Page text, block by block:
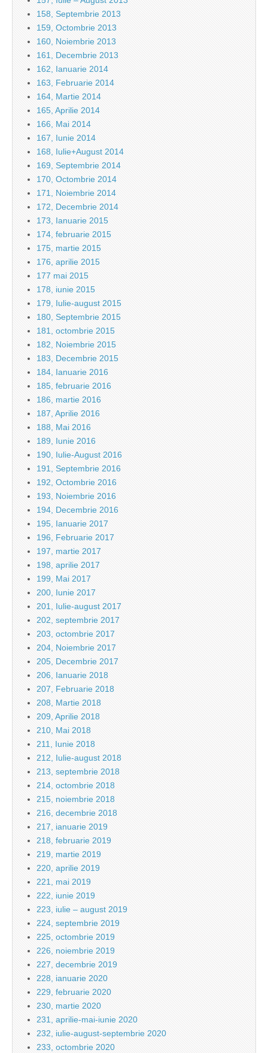
158, Septembrie 2013
159, Octombrie 2013
160, Noiembrie 2013
161, Decembrie 2013
162, Ianuarie 2014
163, Februarie 2014
164, Martie 2014
165, Aprilie 2014
166, Mai 2014
167, Iunie 2014
168, Iulie+August 2014
169, Septembrie 2014
170, Octombrie 2014
171, Noiembrie 2014
172, Decembrie 2014
173, Ianuarie 2015
174, februarie 2015
175, martie 2015
176, aprilie 2015
177 mai 2015
178, iunie 2015
179, Iulie-august 2015
180, Septembrie 2015
181, octombrie 2015
182, Noiembrie 2015
183, Decembrie 2015
184, Ianuarie 2016
185, februarie 2016
186, martie 2016
187, Aprilie 2016
188, Mai 2016
189, Iunie 2016
190, Iulie-August 2016
191, Septembrie 2016
192, Octombrie 2016
193, Noiembrie 2016
194, Decembrie 2016
195, Ianuarie 2017
196, Februarie 2017
197, martie 2017
198, aprilie 2017
199, Mai 2017
200, Iunie 2017
201, Iulie-august 2017
202, septembrie 2017
203, octombrie 2017
204, Noiembrie 2017
205, Decembrie 2017
206, Ianuarie 2018
207, Februarie 2018
208, Martie 2018
209, Aprilie 2018
210, Mai 2018
211, Iunie 2018
212, Iulie-august 2018
213, septembrie 2018
214, octombrie 2018
215, noiembrie 2018
216, decembrie 2018
217, ianuarie 2019
218, februarie 2019
219, martie 2019
220, aprilie 2019
221, mai 2019
222, iunie 2019
223, iulie – august 2019
224, septembrie 2019
225, octombrie 2019
226, noiembrie 2019
227, decembrie 2019
228, ianuarie 2020
229, februarie 2020
230, martie 2020
231, aprilie-mai-iunie 2020
232, iulie-august-septembrie 2020
233, octombrie 2020